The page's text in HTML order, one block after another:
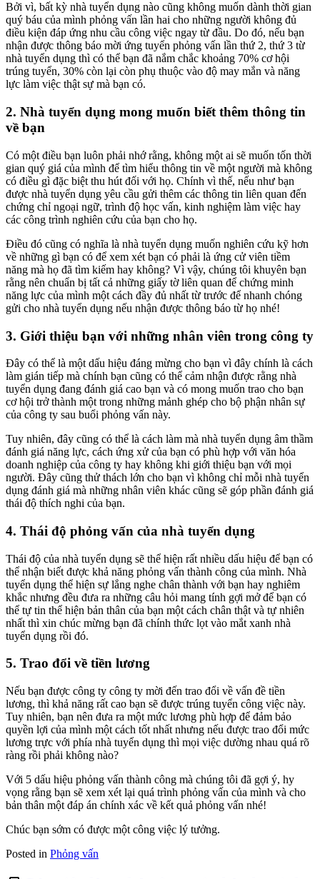
Bởi vì, bất kỳ nhà tuyển dụng nào cũng không muốn dành thời gian
quý báu của mình phỏng vấn lần hai cho những người không đủ
điều kiện đáp ứng nhu cầu công việc ngay từ đầu. Do đó, nếu bạn
nhận được thông báo mời ứng tuyển phỏng vấn lần thứ 2, thứ 3 từ
nhà tuyển dụng thì có thể bạn đã nắm chắc khoảng 70% cơ hội
trúng tuyển, 30% còn lại còn phụ thuộc vào độ may mắn và năng
lực làm việc thật sự mà bạn có.
2. Nhà tuyển dụng mong muốn biết thêm thông tin
về bạn
Có một điều bạn luôn phải nhớ rằng, không một ai sẽ muốn tốn thời
gian quý giá của mình để tìm hiểu thông tin về một người mà không
có điều gì đặc biệt thu hút đối với họ. Chính vì thế, nếu như bạn
được nhà tuyển dụng yêu cầu gửi thêm các thông tin liên quan đến
chứng chỉ ngoại ngữ, trình độ học vấn, kinh nghiệm làm việc hay
các công trình nghiên cứu của bạn cho họ.
Điều đó cũng có nghĩa là nhà tuyển dụng muốn nghiên cứu kỹ hơn
về những gì bạn có để xem xét bạn có phải là ứng cử viên tiềm
năng mà họ đã tìm kiếm hay không? Vì vậy, chúng tôi khuyên bạn
rằng nên chuẩn bị tất cả những giấy tờ liên quan để chứng minh
năng lực của mình một cách đầy đủ nhất từ trước để nhanh chóng
gửi cho nhà tuyển dụng nếu nhận được thông báo từ họ nhé!
3. Giới thiệu bạn với những nhân viên trong công ty
Đây có thể là một dấu hiệu đáng mừng cho bạn vì đây chính là cách
làm gián tiếp mà chính bạn cũng có thể cảm nhận được rằng nhà
tuyển dụng đang đánh giá cao bạn và có mong muốn trao cho bạn
cơ hội trở thành một trong những mảnh ghép cho bộ phận nhân sự
của công ty sau buổi phỏng vấn này.
Tuy nhiên, đây cũng có thể là cách làm mà nhà tuyển dụng âm thầm
đánh giá năng lực, cách ứng xử của bạn có phù hợp với văn hóa
doanh nghiệp của công ty hay không khi giới thiệu bạn với mọi
người. Đây cũng thử thách lớn cho bạn vì không chỉ mỗi nhà tuyển
dụng đánh giá mà những nhân viên khác cũng sẽ góp phần đánh giá
thái độ thích nghi của bạn.
4. Thái độ phỏng vấn của nhà tuyển dụng
Thái độ của nhà tuyển dụng sẽ thể hiện rất nhiều dấu hiệu để bạn có
thể nhận biết được khả năng phỏng vấn thành công của mình. Nhà
tuyển dụng thể hiện sự lắng nghe chân thành với bạn hay nghiêm
khắc nhưng đều đưa ra những câu hỏi mang tính gợi mở để bạn có
thể tự tin thể hiện bản thân của bạn một cách chân thật và tự nhiên
nhất thì xin chúc mừng bạn đã chính thức lọt vào mắt xanh nhà
tuyển dụng rồi đó.
5. Trao đổi về tiền lương
Nếu bạn được công ty công ty mời đến trao đổi về vấn đề tiền
lương, thì khả năng rất cao bạn sẽ được trúng tuyển công việc này.
Tuy nhiên, bạn nên đưa ra một mức lương phù hợp để đảm bảo
quyền lợi của mình một cách tốt nhất nhưng nếu được trao đổi mức
lương trực với phía nhà tuyển dụng thì mọi việc dường nhau quá rõ
ràng rồi phải không nào?
Với 5 dấu hiệu phỏng vấn thành công mà chúng tôi đã gợi ý, hy
vọng rằng bạn sẽ xem xét lại quá trình phỏng vấn của mình và cho
bản thân một đáp án chính xác về kết quả phỏng vấn nhé!
Chúc bạn sớm có được một công việc lý tưởng.
Posted in Phỏng vấn